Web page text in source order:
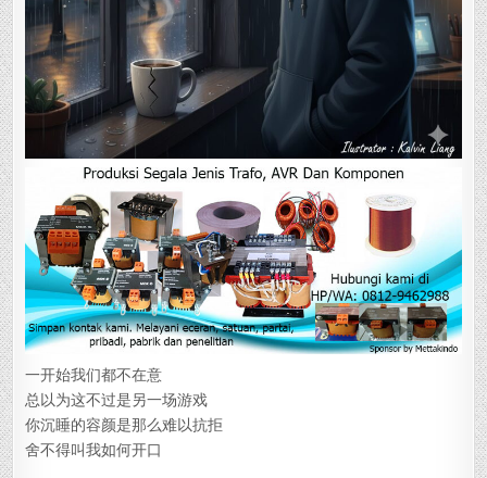
一开始我们都不在意
总以为这不过是另一场游戏
你沉睡的容颜是那么难以抗拒
舍不得叫我如何开口